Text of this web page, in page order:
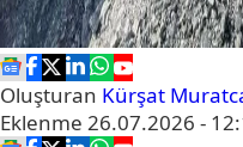
Oluşturan Kürşat
Eklenme 26.07.2026 -